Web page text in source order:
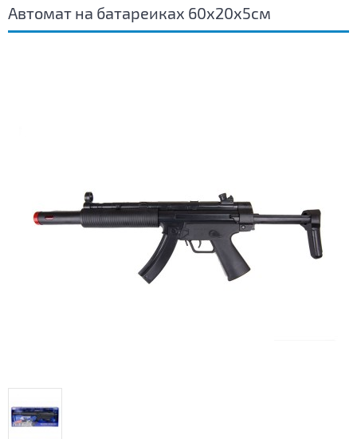
Автомат на батареиках 60х20х5см